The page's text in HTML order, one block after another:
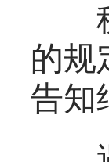
税
的规
告知